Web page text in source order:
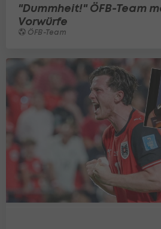
"Dummheit!" ÖFB-Team
Vorwürfe
ÖFB-Team